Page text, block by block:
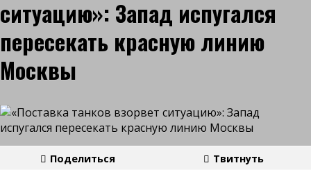
ситуацию»: Запад испугался
пересекать красную линию
Москвы
Поделиться
Твитнуть